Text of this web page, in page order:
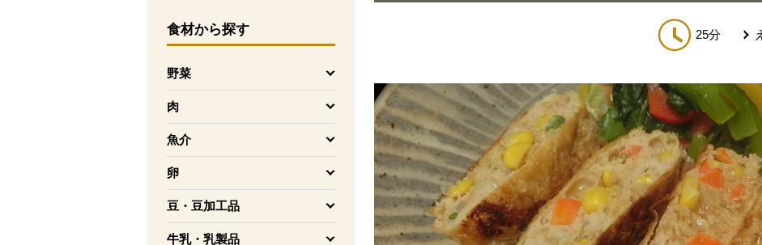
食材から探す
野菜
を開く
肉
を開く
魚介
を開く
卵
を開く
豆・豆加工品
を開く
牛乳・乳製品
25分